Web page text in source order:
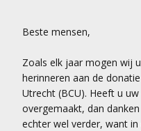
Beste mensen,
Zoals elk jaar mogen wij
herinneren aan de
Utrecht (BCU). Heeft u
overgemaakt, dan
echter wel verder, want